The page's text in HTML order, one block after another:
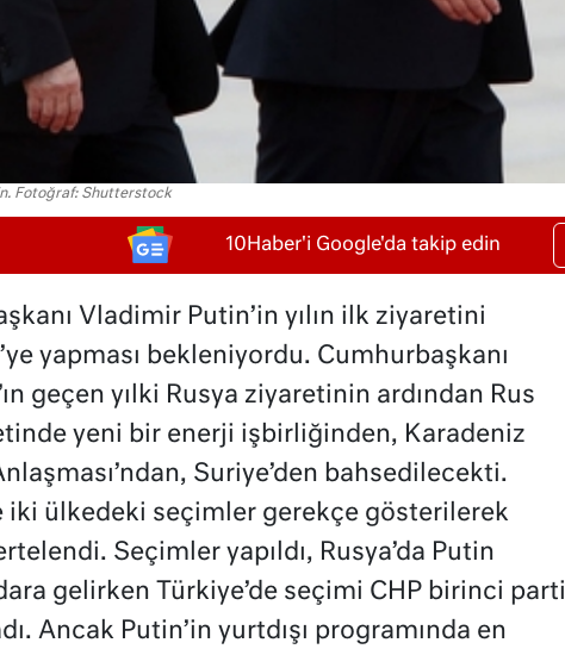
Fotoğraf: Shutterstock
10Haber'i Google'da takip edin
Vladimir Putin’in yılın ilk ziyaretini
yapması bekleniyordu. Cumhurbaşkanı
geçen yılki Rusya ziyaretinin ardından Rus
yeni bir enerji işbirliğinden, Karadeniz
Suriye’den bahsedilecekti.
iki ülkedeki seçimler gerekçe gösterilerek
Seçimler yapıldı, Rusya’da Putin
gelirken Türkiye’de seçimi CHP birinci parti
Ancak Putin’in yurtdışı programında en